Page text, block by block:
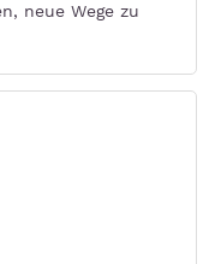
neue Wege zu